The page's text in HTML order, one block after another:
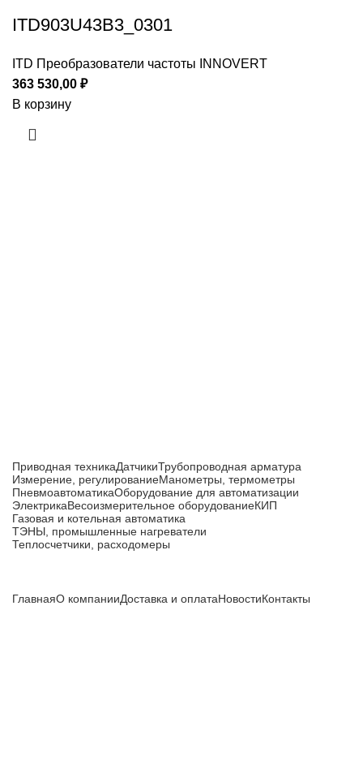
ITD903U43B3_0301
ITD Преобразователи частоты INNOVERT
363 530,00 ₽
В корзину
Приводная техникаДатчикиТрубопроводная арматура
Измерение, регулированиеМанометры, термометры
ПневмоавтоматикаОборудование для автоматизации
ЭлектрикаВесоизмерительное оборудованиеКИП
Газовая и котельная автоматика
ТЭНЫ, промышленные нагреватели
Теплосчетчики, расходомеры
ГлавнаяО компанииДоставка и оплатаНовостиКонтакты